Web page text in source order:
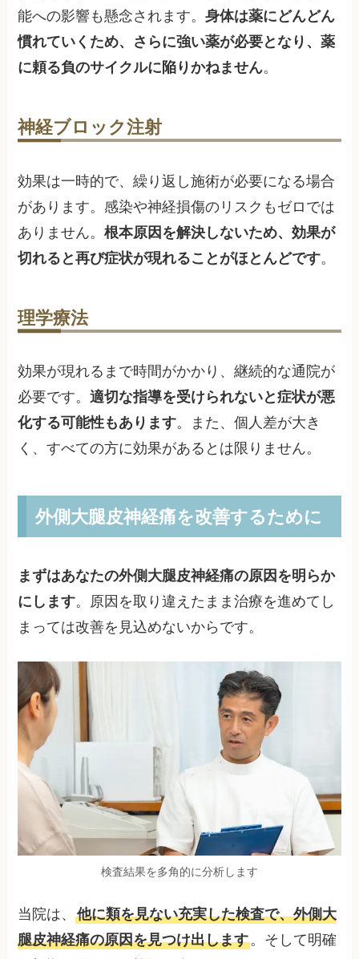
能への影響も懸念されます。身体は薬にどんどん
慣れていくため、さらに強い薬が必要となり、薬
に頼る負のサイクルに陥りかねません。
神経ブロック注射
効果は一時的で、繰り返し施術が必要になる場合
があります。感染や神経損傷のリスクもゼロでは
ありません。根本原因を解決しないため、効果が
切れると再び症状が現れることがほとんどです。
理学療法
効果が現れるまで時間がかかり、継続的な通院が
必要です。適切な指導を受けられないと症状が悪
化する可能性もあります。また、個人差が大き
く、すべての方に効果があるとは限りません。
外側大腿皮神経痛を改善するために
まずはあなたの外側大腿皮神経痛の原因を明らか
にします。原因を取り違えたまま治療を進めてし
まっては改善を見込めないからです。
検査結果を多角的に分析します
当院は、他に類を見ない充実した検査で、外側大
腿皮神経痛の原因を見つけ出します。そして明確